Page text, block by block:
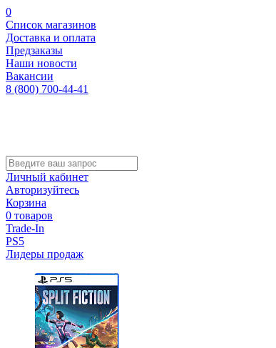
0
Список магазинов
Доставка и оплата
Предзаказы
Наши новости
Вакансии
8 (800) 700-44-41
Личный кабинет
Авторизуйтесь
Корзина
0 товаров
Trade-In
PS5
Лидеры продаж